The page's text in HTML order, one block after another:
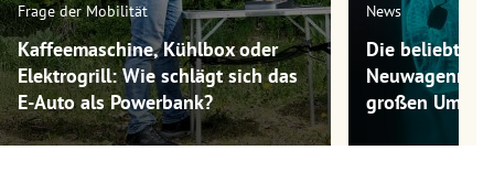
Frage der Mobilität
Kaffeemaschine, Kühlbox oder
Elektrogrill: Wie schlägt sich das
E-Auto als Powerbank?
News
Die
großen